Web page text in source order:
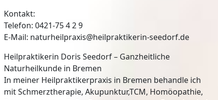
Kontakt:
Telefon: 0421-75 4 2 9
E-Mail: naturheilpraxis@heilpraktikerin-seedorf.de
Heilpraktikerin Doris Seedorf – Ganzheitliche
Naturheilkunde in Bremen
In meiner Heilpraktikerpraxis in Bremen behandle ich
mit Schmerztherapie, Akupunktur,TCM, Homöopathie,